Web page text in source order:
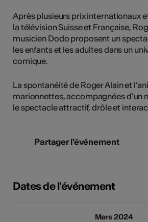
Après plusieurs prix internationaux
la télévision Suisse et Française,
musicien Dodo proposent un
les enfants et les adultes dans un
comique.
La spontanéité de Roger Alain et
marionnettes, accompagnées d’un
le spectacle attractif, drôle et
Partager l'événement
Dates de l'événement
Mars 2024